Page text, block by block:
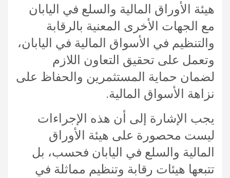
هيئة الأوراق المالية والسلع في اليابان
مع الجهات الأخرى المعنية بالرقابة
والتنظيم في الأسواق المالية في اليابان،
وتعمل على تحقيق التعاون اللازم
لضمان حماية المستثمرين والحفاظ على
نزاهة الأسواق المالية.
يجب الإشارة إلى أن هذه الإجراءات
ليست محصورة على هيئة الأوراق
المالية والسلع في اليابان فحسب، بل
تتبعها هيئات رقابة وتنظيم مماثلة في